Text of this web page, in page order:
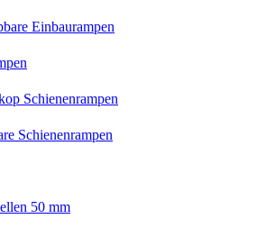
Einbaurampen
Schienenrampen
Schienenrampen
50 mm